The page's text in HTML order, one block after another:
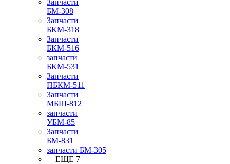
Запчасти
БМ-308
Запчасти
БКМ-318
Запчасти
БКМ-516
запчасти
БКМ-531
Запчасти
ПБКМ-511
Запчасти
МБШ-812
запчасти
УБМ-85
Запчасти
БМ-831
запчасти БМ-305
+ ЕЩЕ 7